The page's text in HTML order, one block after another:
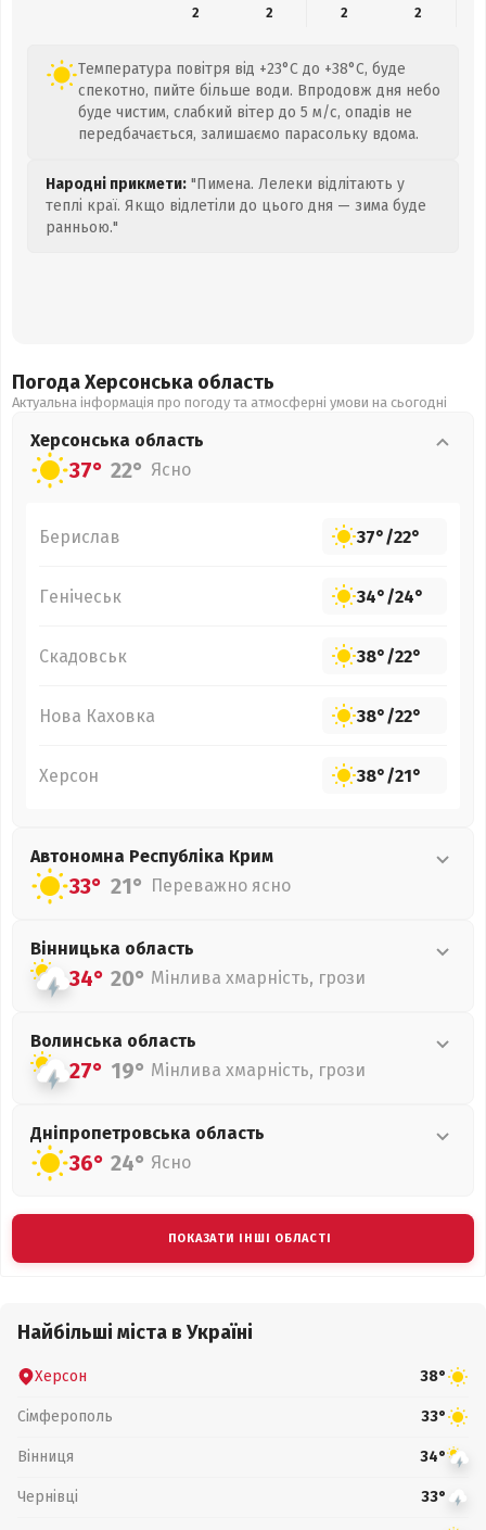
2
2 2 2
Температура повітря від +23°C до +38°C, буде
спекотно, пийте більше води. Впродовж дня небо
буде чистим, слабкий вітер до 5 м/с, опадів не
передбачається, залишаємо парасольку вдома.
Народні прикмети: "Пимена. Лелеки відлітають у
теплі краї. Якщо відлетіли до цього дня — зима буде
ранньою."
Погода Херсонська область
Актуальна інформація про погоду та атмосферні умови на сьогодні
Херсонська область
37° 22° Ясно
Берислав 37°/22°
Генічеськ 34°/24°
Скадовськ 38°/22°
Нова Каховка 38°/22°
Херсон 38°/21°
Автономна Республіка Крим
33° 21° Переважно ясно
Вінницька область
34° 20° Мінлива хмарність, грози
Волинська область
27° 19° Мінлива хмарність, грози
Дніпропетровська область
36° 24° Ясно
ПОКАЗАТИ ІНШІ ОБЛАСТІ
Найбільші міста в Україні
Херсон 38°
Сімферополь 33°
Вінниця 34°
Чернівці 33°